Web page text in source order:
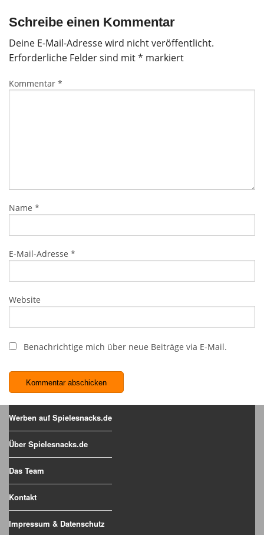
Schreibe einen Kommentar
Deine E-Mail-Adresse wird nicht veröffentlicht.
Erforderliche Felder sind mit* markiert
Kommentar *
Name *
E-Mail-Adresse *
Website
Benachrichtige mich über neue Beiträge via E-Mail.
Werben auf Spielesnacks.de
Über Spielesnacks.de
Das Team
Kontakt
Impressum & Datenschutz